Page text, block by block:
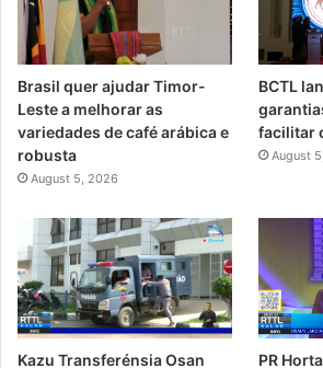
Brasil quer ajudar Timor-
Leste a melhorar as
variedades de café arábica e
robusta
August 5, 2026
BCTL
facilitar
August
Kazu Transferénsia Osan
PR